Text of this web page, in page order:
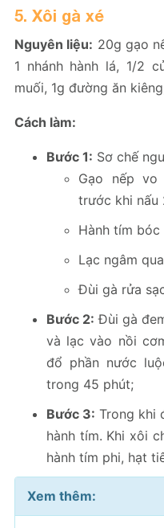
5. Xôi gà xé
Nguyên liệu: 20g gạo
1 nhánh hành lá, 1/2
muối, 1g đường ăn
Cách làm:
Bước 1: Sơ chế
Gạo nếp vo
trước khi nấu
Hành tím bóc
Lạc ngâm
Đùi gà rửa
Bước 2: Đùi gà
và lạc vào nồi
đổ phần nước
trong 45 phút;
Bước 3: Trong khi
hành tím. Khi xôi
hành tím phi, hạt
Xem thêm: